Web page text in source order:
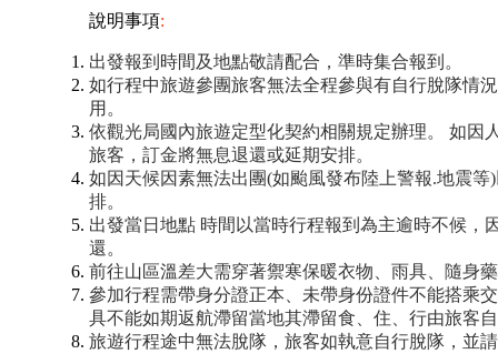
說明事項:
出發報到時間及地點敬請配合，準時集合報到。
如行程中旅遊參團旅客無法全程參與有自行脫隊情
用。
依觀光局國內旅遊定型化契約相關規定辦理。
如因
旅客，訂金將無息退還或延期安排。
如因天候因素無法出團(如颱風發布陸上警報.地震
排。
出發當日地點 時間以當時行程報到為主逾時不候，
還。
前往山區溫差大需穿著禦寒保暖衣物、雨具、隨身
參加行程需帶身分證正本、未帶身份證件不能搭乘
具不能如期返航滯留當地其滯留食、住、行由旅客
旅遊行程途中無法脫隊，旅客如執意自行脫隊，並